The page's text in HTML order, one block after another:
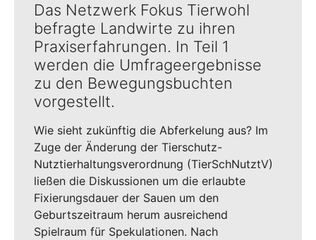
Das Netzwerk Fokus Tierwohl
befragte Landwirte zu ihren
Praxiserfahrungen. In Teil 1
werden die Umfrageergebnisse
zu den Bewegungsbuchten
vorgestellt.
Wie sieht zukünftig die Abferkelung aus? Im
Zuge der Änderung der Tierschutz-
Nutztierhaltungsverordnung (TierSchNutztV)
ließen die Diskussionen um die erlaubte
Fixierungsdauer der Sauen um den
Geburtszeitraum herum ausreichend
Spielraum für Spekulationen. Nach